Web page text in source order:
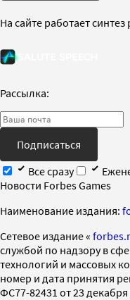
На сайте работает синтез
Рассылка:
Подписаться
Все сразу
Новости Forbes Games
Наименование издания:
Cетевое издание «
службой по надзору в
технологий и массовых
номер и дата принятия
ФС77-82431 от 23 декабря